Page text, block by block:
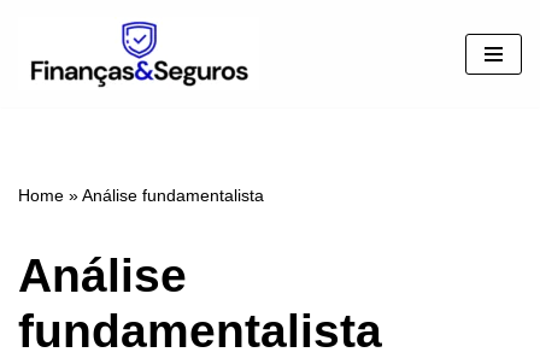
Pular
Home »Análise fundamentalista
Análise
fundamentalista